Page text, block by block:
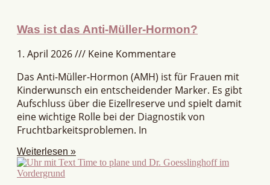
Was ist das Anti-Müller-Hormon?
1. April 2026
Keine Kommentare
Das Anti-Müller-Hormon (AMH) ist für Frauen mit
Kinderwunsch ein entscheidender Marker. Es gibt
Aufschluss über die Eizellreserve und spielt damit
eine wichtige Rolle bei der Diagnostik von
Fruchtbarkeitsproblemen. In
Weiterlesen »